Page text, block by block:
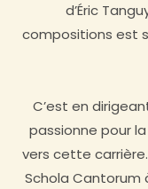
d’Éric
compositions est
C’est en
passionne pour
vers cette
Schola Cantorum